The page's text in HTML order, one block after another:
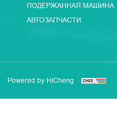
ПОДЕРЖАННАЯ МАШИНА
АВТОЗАПЧАСТИ
Powered by HiCheng